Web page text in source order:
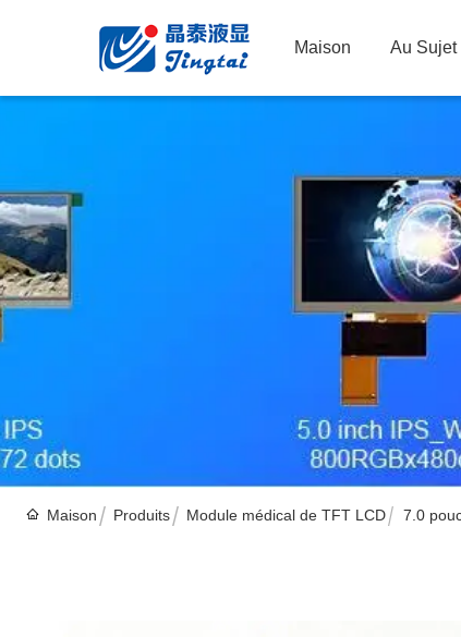
Maison Au Sujet
Maison Produits Module médical de TFT LCD 7.0